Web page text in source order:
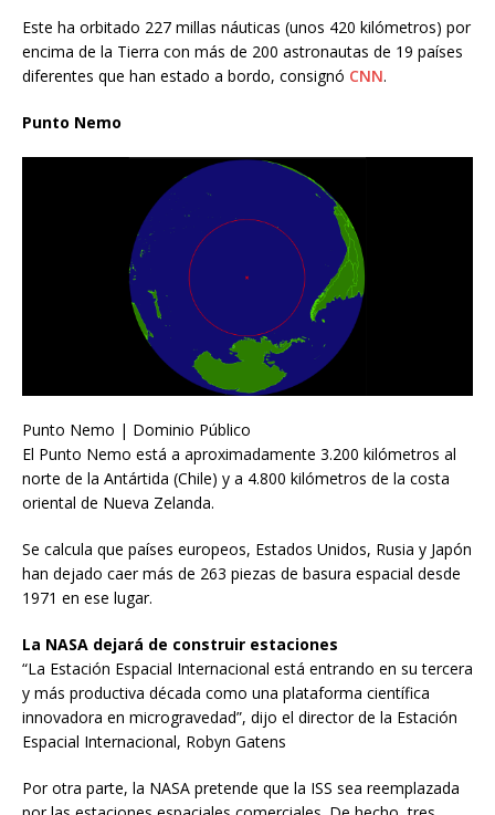
Este ha orbitado 227 millas náuticas (unos 420 kilómetros) por
encima de la Tierra con más de 200 astronautas de 19 países
diferentes que han estado a bordo, consignó CNN.
Punto Nemo
Punto Nemo | Dominio Público
El Punto Nemo está a aproximadamente 3.200 kilómetros al
norte de la Antártida (Chile) y a 4.800 kilómetros de la costa
oriental de Nueva Zelanda.
Se calcula que países europeos, Estados Unidos, Rusia y Japón
han dejado caer más de 263 piezas de basura espacial desde
1971 en ese lugar.
La NASA dejará de construir estaciones
“La Estación Espacial Internacional está entrando en su tercera
y más productiva década como una plataforma científica
innovadora en microgravedad”, dijo el director de la Estación
Espacial Internacional, Robyn Gatens
Por otra parte, la NASA pretende que la ISS sea reemplazada